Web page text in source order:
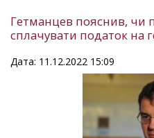
Гетманцев пояснив, чи
сплачувати податок на
Дата: 11.12.2022 15:09